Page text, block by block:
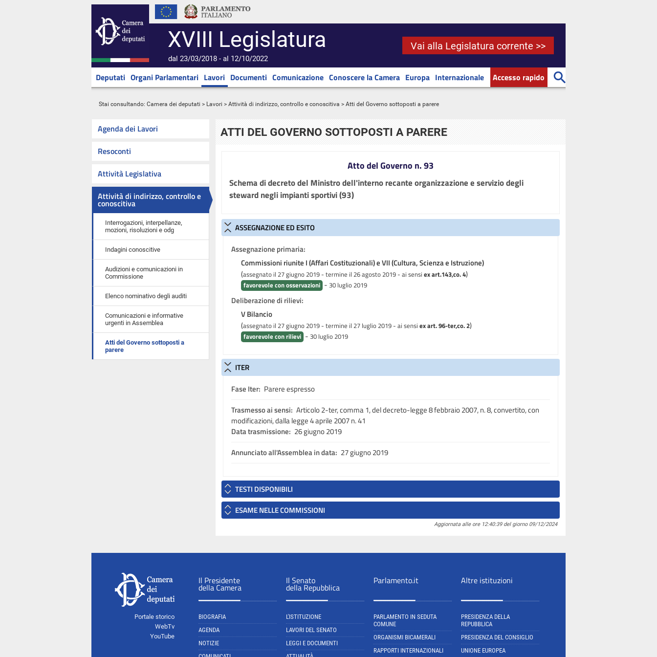
XVIII Legislatura
dal 23/03/2018 - al 12/10/2022
Vai alla Legislatura corrente >>
Deputati Organi Parlamentari Lavori Documenti Comunicazione Conoscere la Camera Europa Internazionale Accesso rapido
Stai consultando: Camera dei deputati > Lavori > Attività di indirizzo, controllo e conoscitiva > Atti del Governo sottoposti a parere
Agenda dei Lavori
Resoconti
Attività Legislativa
Attività di indirizzo, controllo e
conoscitiva
Interrogazioni, interpellanze,
mozioni, risoluzioni e odg
Indagini conoscitive
Audizioni e comunicazioni in
Commissione
Elenco nominativo degli auditi
Comunicazioni e informative
urgenti in Assemblea
Atti del Governo sottoposti a
parere
ATTI DEL GOVERNO SOTTOPOSTI A PARERE
Atto del Governo n. 93
Schema di decreto del Ministro dell'interno recante organizzazione e servizio degli
steward negli impianti sportivi (93)
ASSEGNAZIONE ED ESITO
Assegnazione primaria:
Commissioni riunite I (Affari Costituzionali) e VII (Cultura, Scienza e Istruzione)
(assegnato il 27 giugno 2019 - termine il 26 agosto 2019 - ai sensi ex art.143,co. 4)
favorevole con osservazioni - 30 luglio 2019
Deliberazione di rilievi:
V Bilancio
(assegnato il 27 giugno 2019 - termine il 27 luglio 2019 - ai sensi ex art. 96-ter,co. 2)
favorevole con rilievi - 30 luglio 2019
ITER
Fase Iter: Parere espresso
Trasmesso ai sensi: Articolo 2-ter, comma 1, del decreto-legge 8 febbraio 2007, n. 8, convertito, con
modificazioni, dalla legge 4 aprile 2007 n. 41
Data trasmissione: 26 giugno 2019
Annunciato all'Assemblea in data: 27 giugno 2019
TESTI DISPONIBILI
ESAME NELLE COMMISSIONI
Aggiornata alle ore 12:40:39 del giorno 09/12/2024
Portale storico
WebTv
YouTube
Il Presidente
della Camera
BIOGRAFIA
AGENDA
NOTIZIE
Il Senato
della Repubblica
L'ISTITUZIONE
LAVORI DEL SENATO
LEGGI E DOCUMENTI
Parlamento.it
PARLAMENTO IN SEDUTA
COMUNE
ORGANISMI BICAMERALI
RAPPORTI INTERNAZIONALI
Altre istituzioni
PRESIDENZA DELLA
REPUBBLICA
PRESIDENZA DEL CONSIGLIO
UNIONE EUROPEA